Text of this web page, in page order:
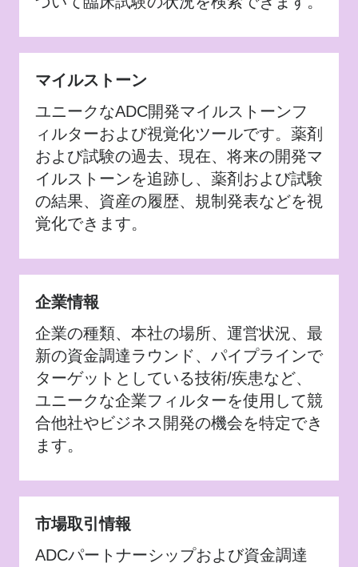
マイルストーン
ユニークなADC開発マイルストーンフ
ィルターおよび視覚化ツールです。薬剤
および試験の過去、現在、将来の開発マ
イルストーンを追跡し、薬剤および試験
の結果、資産の履歴、規制発表などを視
覚化できます。
企業情報
企業の種類、本社の場所、運営状況、最
新の資金調達ラウンド、パイプラインで
ターゲットとしている技術/疾患など、
ユニークな企業フィルターを使用して競
合他社やビジネス開発の機会を特定でき
ます。
市場取引情報
ADCパートナーシップおよび資金調達